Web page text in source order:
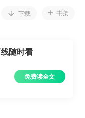
下载 书架
随时看
免费读全文